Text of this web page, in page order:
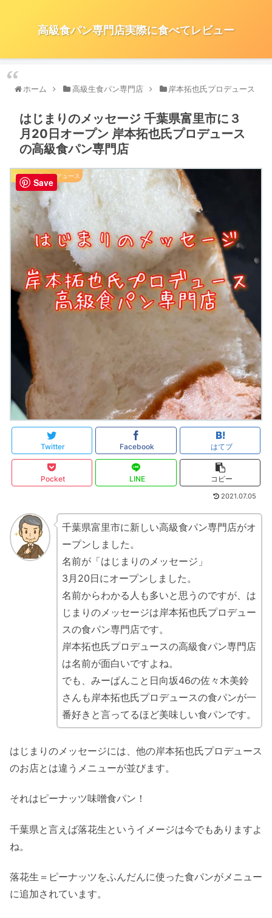
高級食パン専門店実際に食べてレビュー
ホーム 高級生食パン専門店 岸本拓也氏プロデュース
はじまりのメッセージ 千葉県富里市に３
月20日オープン 岸本拓也氏プロデュース
の高級食パン専門店
岸本拓也氏プロデュース
Twitter Facebook はてブ
Pocket LINE コピー
2021.07.05
千葉県富里市に新しい高級食パン専門店がオ
ープンしました。
名前が「はじまりのメッセージ」
3月20日にオープンしました。
名前からわかる人も多いと思うのですが、は
じまりのメッセージは岸本拓也氏プロデュー
スの食パン専門店です。
岸本拓也氏プロデュースの高級食パン専門店
は名前が面白いですよね。
でも、みーぱんこと日向坂46の佐々木美鈴
さんも岸本拓也氏プロデュースの食パンが一
番好きと言ってるほど美味しい食パンです。
はじまりのメッセージには、他の岸本拓也氏プロデュース
のお店とは違うメニューが並びます。
それはピーナッツ味噌食パン！
千葉県と言えば落花生というイメージは今でもありますよ
ね。
落花生＝ピーナッツをふんだんに使った食パンがメニュー
に追加されています。
Save